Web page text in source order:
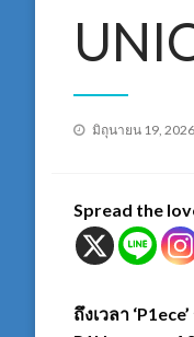
Posted
มิถุนายน 19, 2026
Spread the
ถึงเวลา